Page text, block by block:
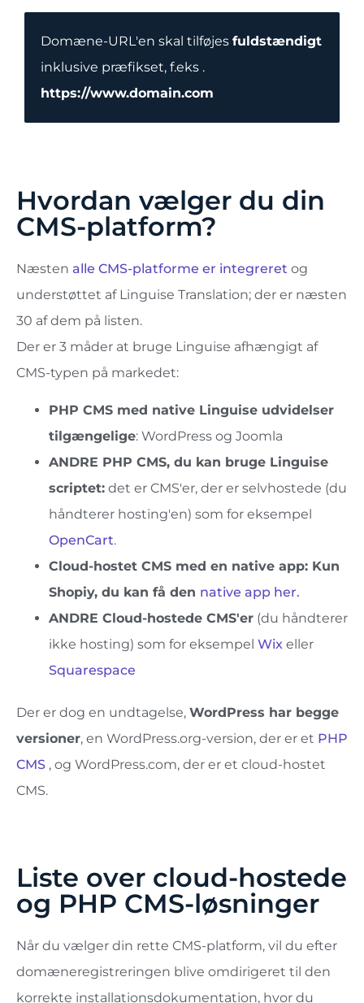
Domæne-URL'en skal tilføjes fuldstændigt
inklusive præfikset, f.eks .
https://www.domain.com
Hvordan vælger du din
CMS-platform?
Næsten alle CMS-platforme er integreret og
understøttet af Linguise Translation; der er næsten
30 af dem på listen.
Der er 3 måder at bruge Linguise afhængigt af
CMS-typen på markedet:
PHP CMS med native Linguise udvidelser
tilgængelige: WordPress og Joomla
ANDRE PHP CMS, du kan bruge Linguise
scriptet: det er CMS'er, der er selvhostede (du
håndterer hosting'en) som for eksempel
OpenCart.
Cloud-hostet CMS med en native app: Kun
Shopiy, du kan få den native app her.
ANDRE Cloud-hostede CMS'er (du håndterer
ikke hosting) som for eksempel Wix eller
Squarespace
Der er dog en undtagelse, WordPress har begge
versioner, en WordPress.org-version, der er et PHP
CMS , og WordPress.com, der er et cloud-hostet
CMS.
Liste over cloud-hostede
og PHP CMS-løsninger
Når du vælger din rette CMS-platform, vil du efter
domæneregistreringen blive omdirigeret til den
korrekte installationsdokumentation, hvor du